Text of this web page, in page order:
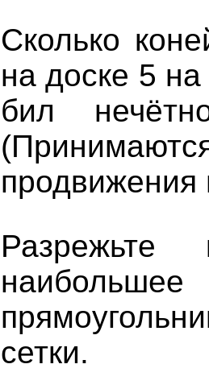
Сколько
на доске 5
бил
сетки.